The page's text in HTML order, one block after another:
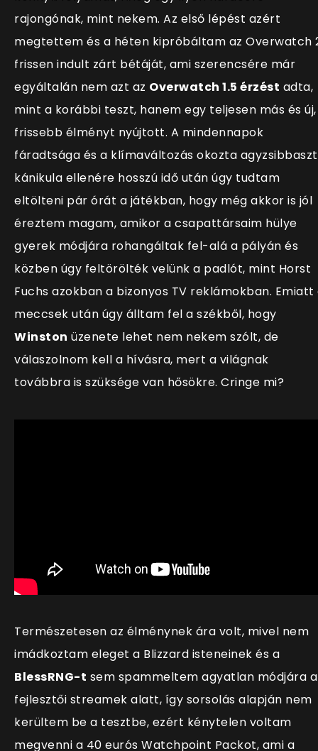
rajongónak, mint nekem. Az első lépést azért
megtettem és a héten kipróbáltam az Overwatch
frissen indult zárt bétáját, ami szerencsére már
egyáltalán nem azt az Overwatch 1.5 érzést adta,
mint a korábbi teszt, hanem egy teljesen más és új,
frissebb élményt nyújtott. A mindennapok
fáradtsága és a klímaváltozás okozta
kánikula ellenére hosszú idő után úgy tudtam
eltölteni pár órát a játékban, hogy még akkor is jól
éreztem magam, amikor a csapattársaim hülye
gyerek módjára rohangáltak fel-alá a pályán és
közben úgy feltörölték velünk a padlót, mint Horst
Fuchs azokban a bizonyos TV reklámokban. Emiatt
meccsek után úgy álltam fel a székből, hogy
Winston üzenete lehet nem nekem szólt, de
válaszolnom kell a hívásra, mert a világnak
továbbra is szüksége van hősökre. Cringe mi?
Természetesen az élménynek ára volt, mivel nem
imádkoztam eleget a Blizzard isteneinek és a
BlessRNG-t sem spammeltem agyatlan módjára a
fejlesztői streamek alatt, így sorsolás alapján nem
kerültem be a tesztbe, ezért kénytelen voltam
megvenni a 40 eurós Watchpoint Packot, ami a